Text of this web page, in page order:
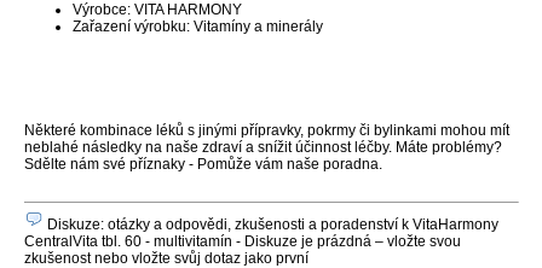
Výrobce: VITA HARMONY
Zařazení výrobku: Vitamíny a minerály
Některé kombinace léků s jinými přípravky, pokrmy či bylinkami mohou mít
neblahé následky na naše zdraví a snížit účinnost léčby. Máte problémy?
Sdělte nám své příznaky - Pomůže vám naše poradna.
Diskuze: otázky a odpovědi, zkušenosti a poradenství k VitaHarmony
CentralVita tbl. 60 - multivitamín - Diskuze je prázdná – vložte svou
zkušenost nebo vložte svůj dotaz jako první